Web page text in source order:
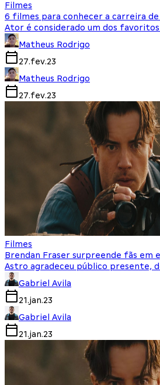
Filmes
6 filmes para conhecer a carreira
Ator é considerado um dos
Matheus Rodrigo
27.fev.23
Matheus Rodrigo
27.fev.23
Filmes
Brendan Fraser surpreende fãs em
Astro agradeceu público presente,
Gabriel Avila
21.jan.23
Gabriel Avila
21.jan.23